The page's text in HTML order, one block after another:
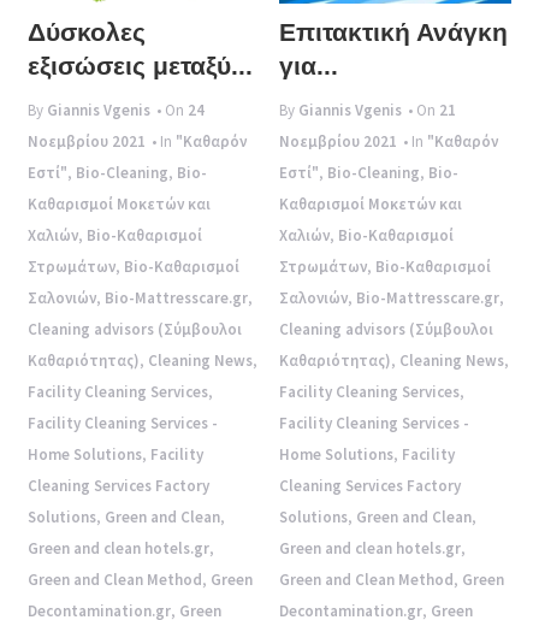
Δύσκολες
εξισώσεις μεταξύ...
By Giannis Vgenis • On 24
Νοεμβρίου 2021 • In "Καθαρόν
Εστί", Bio-Cleaning, Bio-
Καθαρισμοί Μοκετών και
Χαλιών, Bio-Καθαρισμοί
Στρωμάτων, Bio-Καθαρισμοί
Σαλονιών, Bio-Mattresscare.gr,
Cleaning advisors (Σύμβουλοι
Καθαριότητας), Cleaning News,
Facility Cleaning Services,
Facility Cleaning Services -
Home Solutions, Facility
Cleaning Services Factory
Solutions, Green and Clean,
Green and clean hotels.gr,
Green and Clean Method, Green
Decontamination.gr, Green
Επιτακτική Ανάγκη
για...
By Giannis Vgenis • On 21
Νοεμβρίου 2021 • In "Καθαρόν
Εστί", Bio-Cleaning, Bio-
Καθαρισμοί Μοκετών και
Χαλιών, Bio-Καθαρισμοί
Στρωμάτων, Bio-Καθαρισμοί
Σαλονιών, Bio-Mattresscare.gr,
Cleaning advisors (Σύμβουλοι
Καθαριότητας), Cleaning News,
Facility Cleaning Services,
Facility Cleaning Services -
Home Solutions, Facility
Cleaning Services Factory
Solutions, Green and Clean,
Green and clean hotels.gr,
Green and Clean Method, Green
Decontamination.gr, Green